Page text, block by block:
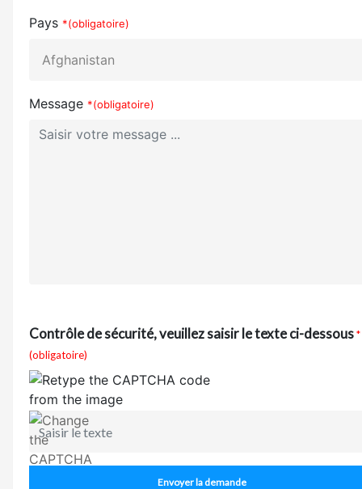
Pays *(obligatoire)
Message *(obligatoire)
Contrôle de sécurité, veuillez saisir le texte ci-dessous*
(obligatoire)
Envoyer la demande